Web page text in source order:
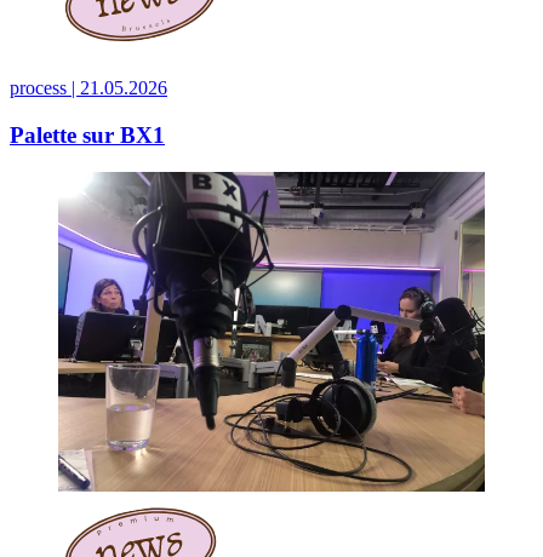
process | 21.05.2026
Palette sur BX1